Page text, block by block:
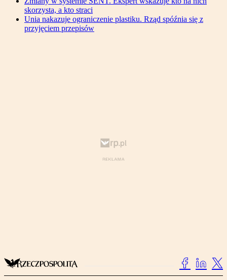
skorzysta, a kto straci
Unia nakazuje ograniczenie plastiku. Rząd spóźnia się z
przyjęciem przepisów